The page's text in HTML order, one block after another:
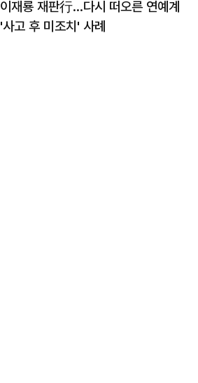
이재룡 재판行…다시 떠오른 연예계
'사고 후 미조치' 사례